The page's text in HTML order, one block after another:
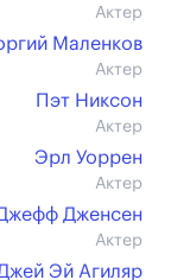
Актер
Маленков
Актер
Пэт Никсон
Актер
Эрл Уоррен
Актер
Дженсен
Актер
Эй Агиляр